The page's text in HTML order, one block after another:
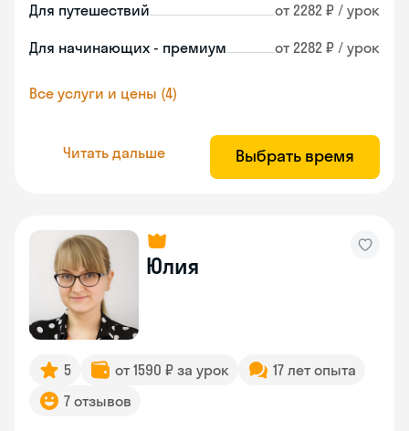
Для путешествий от 2282 ₽ / урок
Для начинающих - премиум от 2282 ₽ / урок
Все услуги и цены (4)
Читать дальше Выбрать время
Юлия
5 от 1590 ₽ за урок
17 лет опыта
7 отзывов